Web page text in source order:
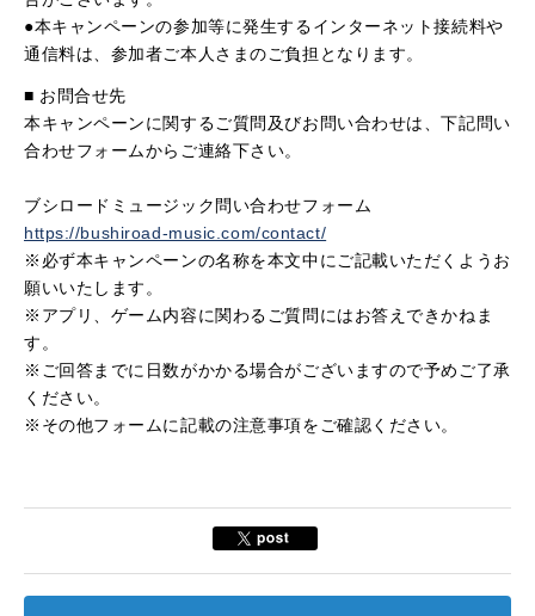
●本キャンペーンの参加等に発生するインターネット接続料や
通信料は、参加者ご本人さまのご負担となります。
■ お問合せ先
本キャンペーンに関するご質問及びお問い合わせは、下記問い
合わせフォームからご連絡下さい。
ブシロードミュージック問い合わせフォーム
https://bushiroad-music.com/contact/
※必ず本キャンペーンの名称を本文中にご記載いただくようお
願いいたします。
※アプリ、ゲーム内容に関わるご質問にはお答えできかねま
す。
※ご回答までに日数がかかる場合がございますので予めご了承
ください。
※その他フォームに記載の注意事項をご確認ください。